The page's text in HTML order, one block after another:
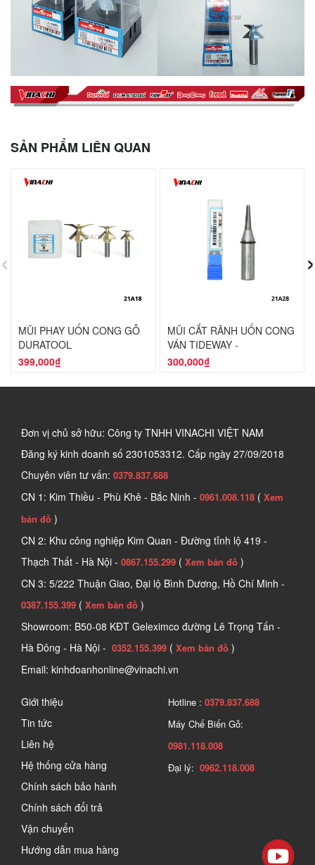
SẢN PHẨM LIÊN QUAN
MŨI PHAY UỐN CONG GỖ
DURATOOL
399,000₫
MŨI CẮT RÃNH UỐN CONG
VÁN TIDEWAY -
1/2*6*3.21*21
300,000₫
‹ ›
Đơn vị chủ sở hữu: Công ty TNHH VINACHI VIỆT NAM
Đăng ký kinh doanh số 2301053312. Cấp ngày 27/09/2018
Chuyên viên tư vấn: 0379.837.688
CN 1: Kim Thiều - Phù Khê - Bắc Ninh - 0961.008.118 ( Xem
bản đồ )
CN 2: Khu công nghiệp Kim Quan - Đường tỉnh lộ 419 -
Thạch Thất - Hà Nội - 0867.155.299 ( Xem bản đồ )
CN 3: 5/222 Thuận Giao, Đại lộ Bình Dương, Hồ Chí Minh -
0387.155.399 ( Xem bản đồ )
Showroom: B50-08 KĐT Geleximco đường Lê Trọng Tấn -
Hà Đông - Hà Nội - 0352.155.399 ( Xem bản đồ )
Email: kinhdoanhonline@vinachi.vn
Giới thiệu
Tin tức
Liên hệ
Hệ thống cửa hàng
Chính sách bảo hành
Chính sách đổi trả
Vận chuyển
Hướng dẫn mua hàng
Hotline : 0379.837.688
Máy Chế Biến Gỗ:
0981.118.008
Đại lý: 0962.118.008